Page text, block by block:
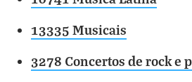
13335 Musicais
3278 Concertos de rock e